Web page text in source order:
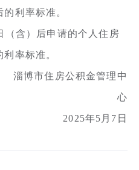
利率标准。
（含）后申请的个人住房
率标准。
公积金管理中
心
年5月7日